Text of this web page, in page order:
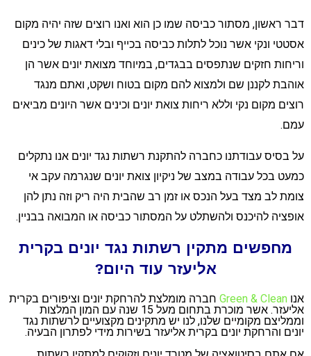
ראשון, מסתור כביסה שמו כן הוא ואנו רוצים שזה יהיה מקום
ונקי אשר נוכל לתלות כביסה בכייף ובלי דאגות של כינים
חזקים שנתפסים בבגדים, במיוחד מצואת יונים אשר הן
לקננן שם ולמצוא להם מקום בטוח ושקט, ואתם מנגד
מקום נקי וללא ריחות צואת יונים וכינים אשר היונים מביאים
בסיס עבודתנו כחברה להתקנת רשתות נגד יונים אנו נתקלים
בכל עבודה במצב של ניקיון צואת יונים שנגרמה עקב אי
לב מצד בעל הנכס או זמן רב שהבית היה ריק וזה נתן להן
להיכנס ולהשתלט על המסתור כביסה או המבואה בבניין.
מחפשים מתקין רשתות נגד יונים בקרית
אליעזר עוד היום?
Green & Cleanחברה מומלצת להרחקת יונים וציפורים בקרית
אשר מוכרת בתחום מעל 15 שנה עם המון המלצות
מקומיים שלנו, לנו יש מתקינים מקצועיים לרשתות נגד
והרחקת יונים בקרית אליעזר בשירות מידי לפתרון הבעיה.